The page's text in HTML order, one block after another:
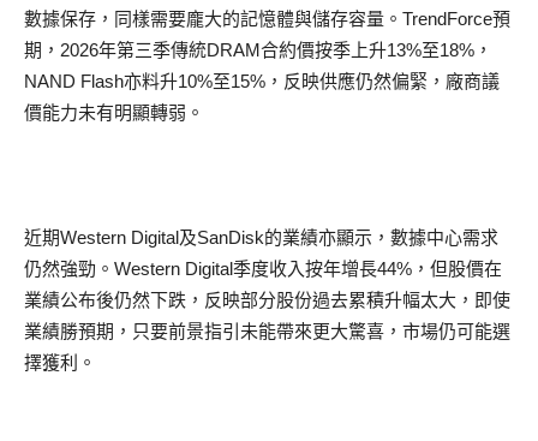
數據保存，同樣需要龐大的記憶體與儲存容量。TrendForce預
期，2026年第三季傳統DRAM合約價按季上升13%至18%，
NAND Flash亦料升10%至15%，反映供應仍然偏緊，廠商議
價能力未有明顯轉弱。
近期Western Digital及SanDisk的業績亦顯示，數據中心需求
仍然強勁。Western Digital季度收入按年增長44%，但股價在
業績公布後仍然下跌，反映部分股份過去累積升幅太大，即使
業績勝預期，只要前景指引未能帶來更大驚喜，市場仍可能選
擇獲利。